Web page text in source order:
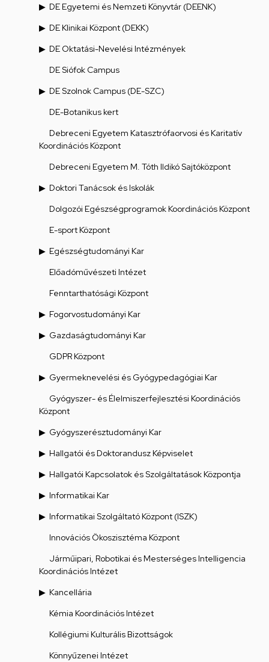
DE Egyetemi és Nemzeti Könyvtár (DEENK)
DE Klinikai Központ (DEKK)
DE Oktatási-Nevelési Intézmények
DE Siófok Campus
DE Szolnok Campus (DE-SZC)
DE-Botanikus kert
Debreceni Egyetem Katasztrófaorvosi és Karitatív
Koordinációs Központ
Debreceni Egyetem M. Tóth Ildikó Sajtóközpont
Doktori Tanácsok és Iskolák
Dolgozói Egészségprogramok Koordinációs Központ
E-sport Központ
Egészségtudományi Kar
Előadóművészeti Intézet
Fenntarthatósági Központ
Fogorvostudományi Kar
Gazdaságtudományi Kar
GDPR Központ
Gyermeknevelési és Gyógypedagógiai Kar
Gyógyszer- és Élelmiszerfejlesztési Koordinációs
Központ
Gyógyszerésztudományi Kar
Hallgatói és Doktorandusz Képviselet
Hallgatói Kapcsolatok és Szolgáltatások Központja
Informatikai Kar
Informatikai Szolgáltató Központ (ISZK)
Innovációs Ökoszisztéma Központ
Járműipari, Robotikai és Mesterséges Intelligencia
Koordinációs Intézet
Kancellária
Kémia Koordinációs Intézet
Kollégiumi Kulturális Bizottságok
Könnyűzenei Intézet